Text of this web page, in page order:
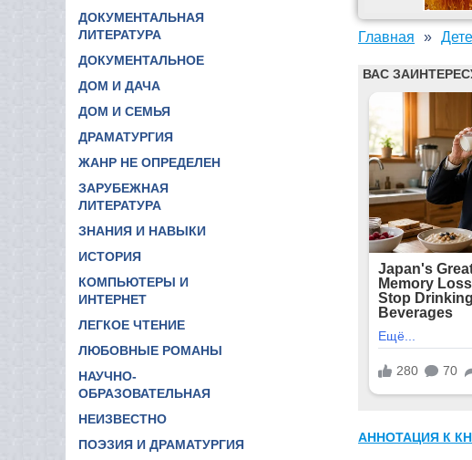
ДОКУМЕНТАЛЬНАЯ
ЛИТЕРАТУРА
ДОКУМЕНТАЛЬНОЕ
ДОМ И ДАЧА
ДОМ И СЕМЬЯ
ДРАМАТУРГИЯ
ЖАНР НЕ ОПРЕДЕЛЕН
ЗАРУБЕЖНАЯ
ЛИТЕРАТУРА
ЗНАНИЯ И НАВЫКИ
ИСТОРИЯ
КОМПЬЮТЕРЫ И
ИНТЕРНЕТ
ЛЕГКОЕ ЧТЕНИЕ
ЛЮБОВНЫЕ РОМАНЫ
НАУЧНО-
ОБРАЗОВАТЕЛЬНАЯ
НЕИЗВЕСТНО
ПОЭЗИЯ И ДРАМАТУРГИЯ
Главная
АННОТАЦИЯ К